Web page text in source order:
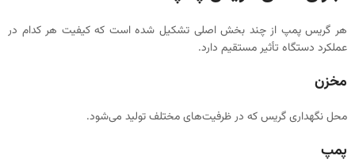
هر گریس پمپ از چند بخش اصلی تشکیل شده است که کیفیت هر کدام در
عملکرد دستگاه تأثیر مستقیم دارد.
مخزن
محل نگهداری گریس که در ظرفیت‌های مختلف تولید می‌شود.
پمپ